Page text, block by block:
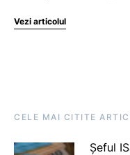
Vezi articolul
CELE MAI CITITE
Șeful